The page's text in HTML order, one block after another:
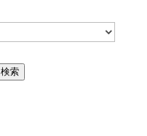
検索